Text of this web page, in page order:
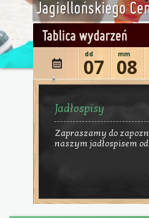
wydażenie
dd
07
mm
08
Jadłospisy
Zapraszamy do
naszym jadłospisem